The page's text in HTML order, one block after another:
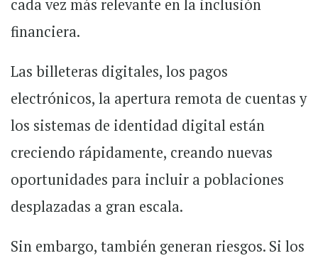
cada vez más relevante en la inclusión
financiera.
Las billeteras digitales, los pagos
electrónicos, la apertura remota de cuentas y
los sistemas de identidad digital están
creciendo rápidamente, creando nuevas
oportunidades para incluir a poblaciones
desplazadas a gran escala.
Sin embargo, también generan riesgos. Si los